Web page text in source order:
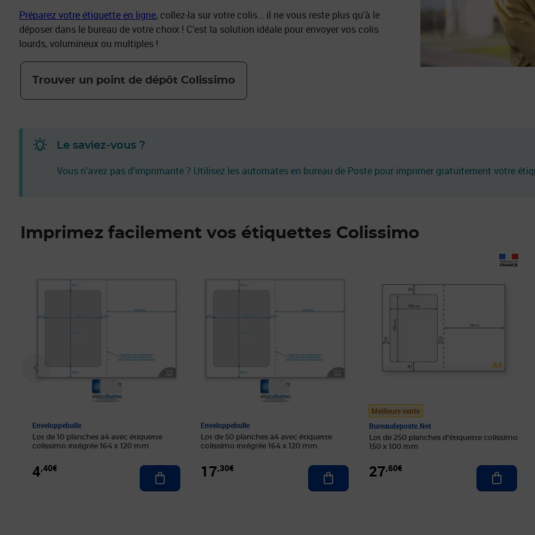
Préparez votre étiquette en ligne, collez-la sur votre colis… il ne vous reste plus qu’à le
déposer dans le bureau de votre choix ! C’est la solution idéale pour envoyer vos colis
lourds, volumineux ou multiples !
Trouver un point de dépôt Colissimo
Le saviez-vous ?
Vous n'avez pas d'imprimante ? Utilisez les automates en bureau de Poste pour imprimer gratuitement votre
Imprimez facilement vos étiquettes Colissimo
Enveloppebulle
Lot de 10 planches a4 avec étiquette
colissimo intégrée 164 x 120 mm
4,40€ Ajouter au panier
Enveloppebulle
Lot de 50 planches a4 avec étiquette
colissimo intégrée 164 x 120 mm
17,30€ Ajouter au panier
Meilleure vente
Bureaudeposte.net
Lot de 250 planches d’étiquette colissimo
150 x 100 mm
27,60€ Ajouter